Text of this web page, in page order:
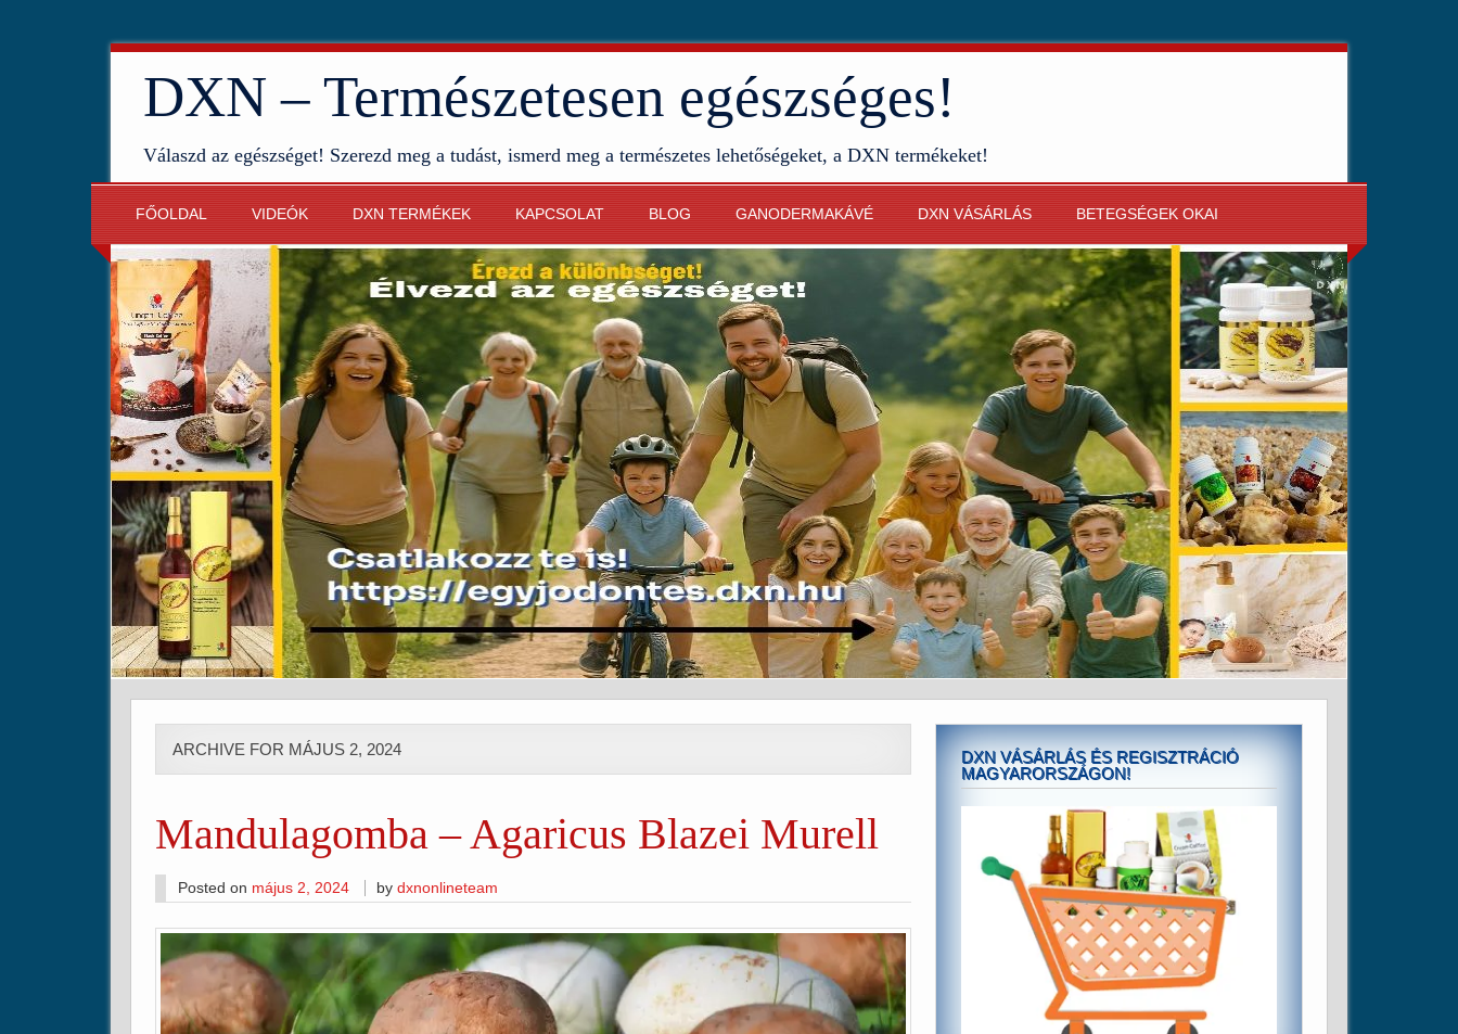
DXN – Természetesen egészséges!
Válaszd az egészséget! Szerezd meg a tudást, ismerd meg a természetes lehetőségeket, a DXN termékeket!
FŐOLDAL VIDEÓK DXN TERMÉKEK KAPCSOLAT BLOG GANODERMAKÁVÉ DXN VÁSÁRLÁS BETEGSÉGEK OKAI
ARCHIVE FOR MÁJUS 2, 2024
Mandulagomba – Agaricus Blazei Murell
Posted on május 2, 2024 bydxnonlineteam
DXN VÁSÁRLÁS ÉS REGISZTRÁCIÓ
MAGYARORSZÁGON!